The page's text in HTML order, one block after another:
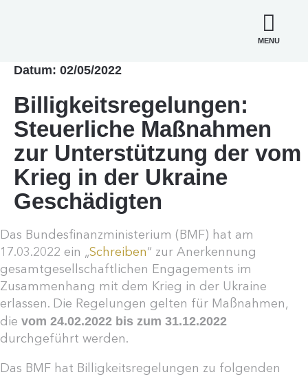
MENU
Datum: 02/05/2022
Billigkeitsregelungen:
Steuerliche Maßnahmen
zur Unterstützung der vom
Krieg in der Ukraine
Geschädigten
Das Bundesfinanzministerium (BMF) hat am
17.03.2022 ein „Schreiben“ zur Anerkennung
gesamtgesellschaftlichen Engagements im
Zusammenhang mit dem Krieg in der Ukraine
erlassen. Die Regelungen gelten für Maßnahmen,
die vom 24.02.2022 bis zum 31.12.2022
durchgeführt werden.
Das BMF hat Billigkeitsregelungen zu folgenden